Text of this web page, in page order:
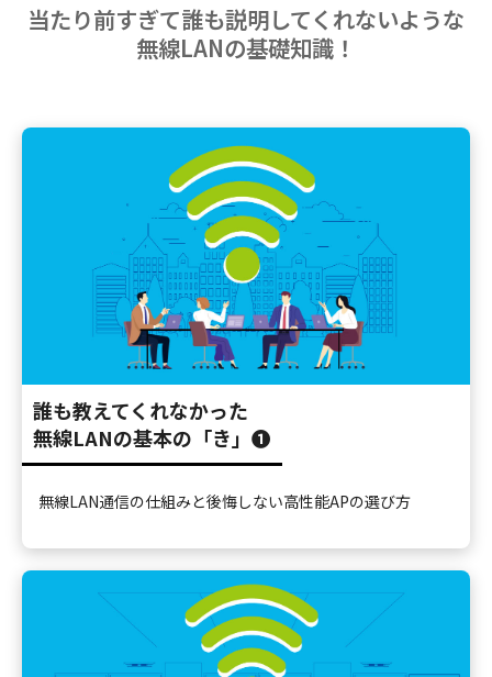
当たり前すぎて誰も説明してくれないような
無線LANの基礎知識！
誰も教えてくれなかった
無線LANの基本の「き」❶
無線LAN通信の仕組みと後悔しない高性能APの選び方